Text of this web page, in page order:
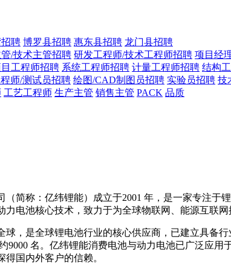
聘 博罗县招聘 惠东县招聘 龙门县招聘
/技术主管招聘 研发工程师/技术工程师招聘 项目经
工程师招聘 系统工程师招聘 计量工程师招聘 结构
师/测试员招聘 绘图/CAD制图员招聘 实验员招聘 技
工艺工程师 生产主管 销售主管 PACK 品质
称：亿纬锂能）成立于2001 年，是一家专注于
电池核心技术，致力于为全球物联网、能源互联
是全球锂电池行业的核心供应商，已建立具备行
9000 名。亿纬锂能消费电池与动力电池已广泛应
国内外客户的信赖。